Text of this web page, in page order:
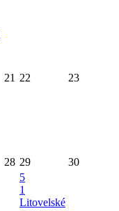
21 22 23
28 29 30
5
1
Litovelské